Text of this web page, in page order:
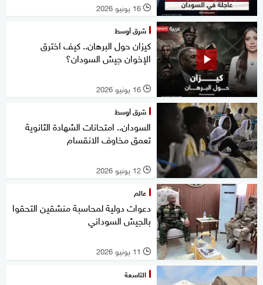
l 16 يونيو 2026
شرق أوسط
كيزان حول البرهان.. كيف اخترق
الإخوان جيش السودان؟
l 16 يونيو 2026
شرق أوسط
السودان.. امتحانات الشهادة الثانوية
تعمق مخاوف الانقسام
l 12 يونيو 2026
عالم
دعوات دولية لمحاسبة منشقين التحقوا
بالجيش السوداني
l 11 يونيو 2026
التاسعة